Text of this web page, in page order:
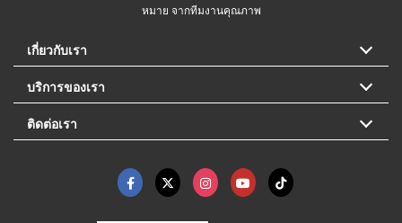
หมาย จากทีมงานคุณภาพ
เกี่ยวกับเรา
บริการของเรา
ติดต่อเรา